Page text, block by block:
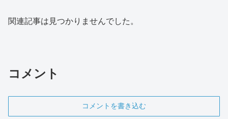
関連記事は見つかりませんでした。
コメント
コメントを書き込む